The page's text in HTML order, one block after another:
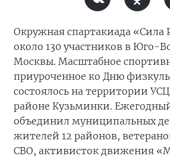
Окружная спартакиада «Сила
около 130 участников в Юго-
Москвы. Масштабное
приуроченное ко Дню
состоялось на территории
районе Кузьминки.
объединил муниципальных
жителей 12 районов,
СВО, активисток движения